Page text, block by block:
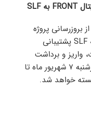
FRONT بهSLF
بروزرسانی پروژه
فرانتیر و تغییر نام رمزارز FRONT به SLF پشتیبانی
واریز و برداشت
این رمزارز از ساعت ۶ صبح روز چهارشنبه ۷ شهریور ماه تا
بسته خواهد شد.